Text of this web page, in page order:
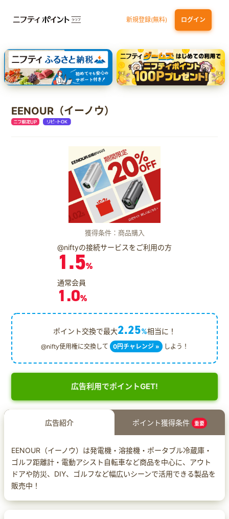
新規登録(無料) ログイン
dカード 九州カードNEXT JCB ORIGINAL SERIES：JCBカード S
三井住友カード ゴールド（NL）（家族カード発行）
【実質初月無料】DMM | Disney+(ディズニープラス) セットプラン
EENOUR（イーノウ）
獲得条件：商品購入
@niftyの接続サービスをご利用の方
1.5%
通常会員
1.0%
ポイント交換で最大2.25%相当に！
@nifty使用権に交換して 0円チャレンジ » しよう！
広告利用でポイントGET!
広告紹介 ポイント獲得条件 重要
EENOUR（イーノウ）は発電機・溶接機・ポータブル冷蔵庫・
ゴルフ距離計・電動アシスト自転車など商品を中心に、アウト
ドアや防災、DIY、ゴルフなど幅広いシーンで活用できる製品を
販売中！